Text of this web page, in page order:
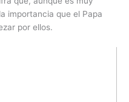
importancia que el Papa
por ellos.